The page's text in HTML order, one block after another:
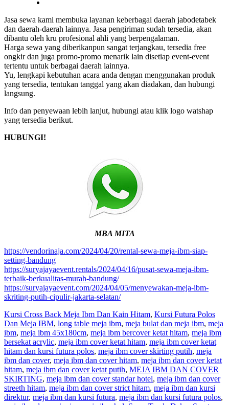
Jasa sewa kami membuka layanan keberbagai daerah jabodetabek
dan daerah-daerah lainnya. Jasa pengiriman sudah tersedia, akan
dibantu oleh kru profesional ahli yang berpengalaman.
Harga sewa yang diberikanpun sangat terjangkau, tersedia free
ongkir dan juga promo-promo menarik lain disetiap event-event
tertentu untuk berbagai daerah lainnya.
Yu, lengkapi kebutuhan acara anda dengan menggunakan produk
yang tersedia, tentukan tanggal yang akan diadakan, dan hubungi
langsung.
Info dan penyewaan lebih lanjut, hubungi atau klik logo watshap
yang tersedia berikut.
HUBUNGI!
MBA MITA
https://vendorinaja.com/2024/04/20/rental-sewa-meja-ibm-siap-
setting-bandung
https://suryajayaevent.rentals/2024/04/16/pusat-sewa-meja-ibm-
terbaik-berkualitas-murah-bandung/
https://suryajayaevent.com/2024/04/05/menyewakan-meja-ibm-
skriting-putih-cipulir-jakarta-selatan/
Kursi Cross Back Meja Ibm Dan Kain Hitam, Kursi Futura Polos
Dan Meja IBM, long table meja ibm, meja bulat dan meja ibm, meja
ibm, meja ibm 45x180cm, meja ibm bercover ketat hitam, meja ibm
bersekat acrylic, meja ibm cover ketat hitam, meja ibm cover ketat
hitam dan kursi futura polos, meja ibm cover skirting putih, meja
ibm dan cover, meja ibm dan cover hitam, meja ibm dan cover ketat
hitam, meja ibm dan cover ketat putih, MEJA IBM DAN COVER
SKIRTING, meja ibm dan cover standar hotel, meja ibm dan cover
streeth hitam, meja ibm dan cover strict hitam, meja ibm dan kursi
direktur, meja ibm dan kursi futura, meja ibm dan kursi futura polos,